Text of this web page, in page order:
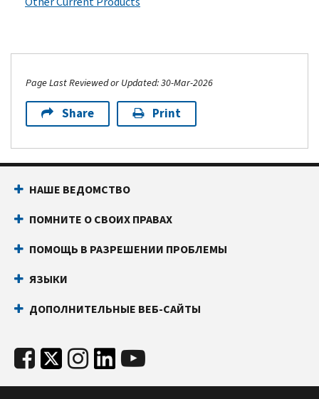
Page Last Reviewed or Updated: 30-Mar-2026
Share Print
НАШЕ ВЕДОМСТВО
ПОМНИТЕ О СВОИХ ПРАВАХ
ПОМОЩЬ В РАЗРЕШЕНИИ ПРОБЛЕМЫ
ЯЗЫКИ
ДОПОЛНИТЕЛЬНЫЕ ВЕБ-САЙТЫ